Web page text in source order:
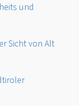
und
Sicht von Alt